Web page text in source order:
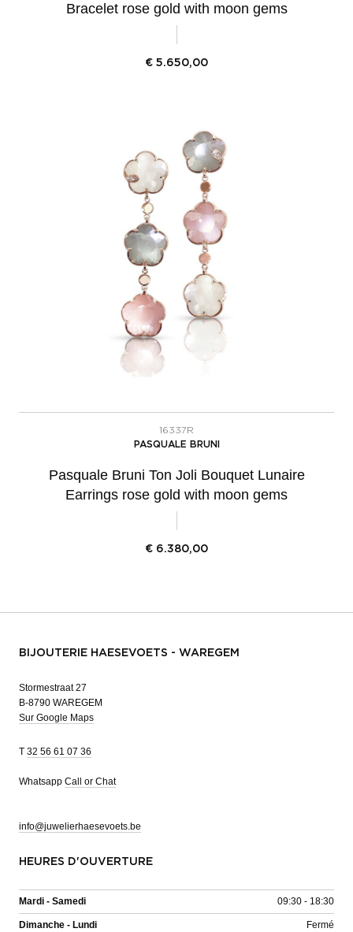
Bracelet rose gold with moon gems
€ 5.650,00
16337R
PASQUALE BRUNI
Pasquale Bruni Ton Joli Bouquet Lunaire
Earrings rose gold with moon gems
€ 6.380,00
BIJOUTERIE HAESEVOETS - WAREGEM
Stormestraat 27
B-8790 WAREGEM
Sur Google Maps
T 32 56 61 07 36
Whatsapp Call or Chat
info@juwelierhaesevoets.be
HEURES D'OUVERTURE
Mardi - Samedi 09:30 - 18:30
Dimanche - Lundi Fermé